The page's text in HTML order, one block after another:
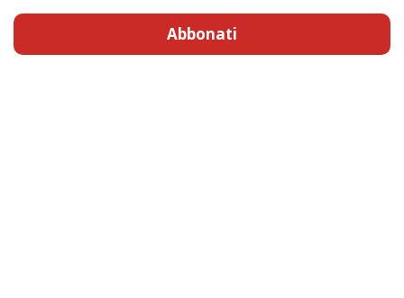
Abbonati